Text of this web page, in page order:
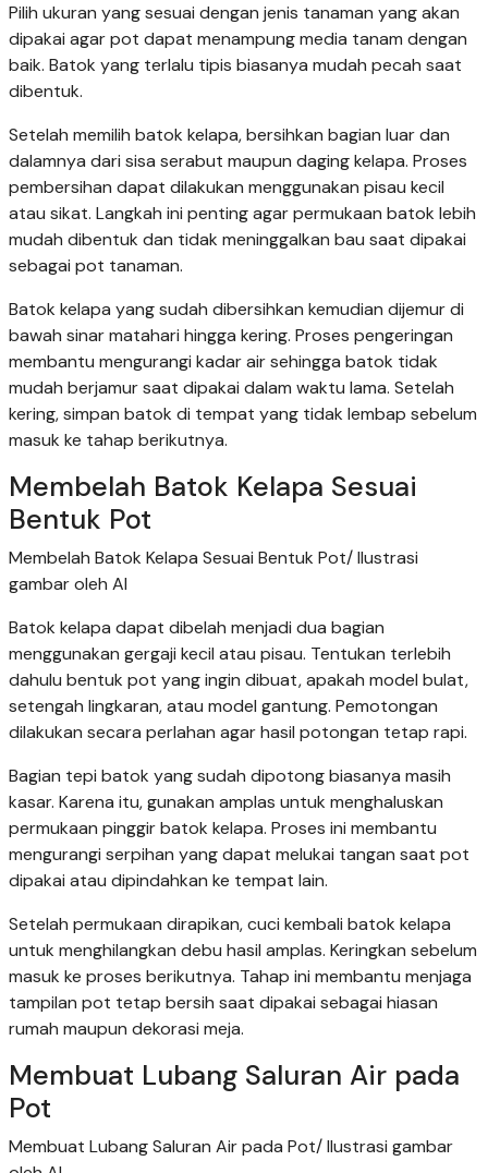
Pilih ukuran yang sesuai dengan jenis tanaman yang akan
dipakai agar pot dapat menampung media tanam dengan
baik. Batok yang terlalu tipis biasanya mudah pecah saat
dibentuk.
Setelah memilih batok kelapa, bersihkan bagian luar dan
dalamnya dari sisa serabut maupun daging kelapa. Proses
pembersihan dapat dilakukan menggunakan pisau kecil
atau sikat. Langkah ini penting agar permukaan batok lebih
mudah dibentuk dan tidak meninggalkan bau saat dipakai
sebagai pot tanaman.
Batok kelapa yang sudah dibersihkan kemudian dijemur di
bawah sinar matahari hingga kering. Proses pengeringan
membantu mengurangi kadar air sehingga batok tidak
mudah berjamur saat dipakai dalam waktu lama. Setelah
kering, simpan batok di tempat yang tidak lembap sebelum
masuk ke tahap berikutnya.
Membelah Batok Kelapa Sesuai
Bentuk Pot
Membelah Batok Kelapa Sesuai Bentuk Pot/ Ilustrasi
gambar oleh AI
Batok kelapa dapat dibelah menjadi dua bagian
menggunakan gergaji kecil atau pisau. Tentukan terlebih
dahulu bentuk pot yang ingin dibuat, apakah model bulat,
setengah lingkaran, atau model gantung. Pemotongan
dilakukan secara perlahan agar hasil potongan tetap rapi.
Bagian tepi batok yang sudah dipotong biasanya masih
kasar. Karena itu, gunakan amplas untuk menghaluskan
permukaan pinggir batok kelapa. Proses ini membantu
mengurangi serpihan yang dapat melukai tangan saat pot
dipakai atau dipindahkan ke tempat lain.
Setelah permukaan dirapikan, cuci kembali batok kelapa
untuk menghilangkan debu hasil amplas. Keringkan sebelum
masuk ke proses berikutnya. Tahap ini membantu menjaga
tampilan pot tetap bersih saat dipakai sebagai hiasan
rumah maupun dekorasi meja.
Membuat Lubang Saluran Air pada
Pot
Membuat Lubang Saluran Air pada Pot/ Ilustrasi gambar